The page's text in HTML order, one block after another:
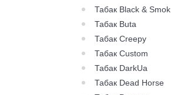
Табак Black & Smok
Табак Buta
Табак Creepy
Табак Custom
Табак DarkUa
Табак Dead Horse